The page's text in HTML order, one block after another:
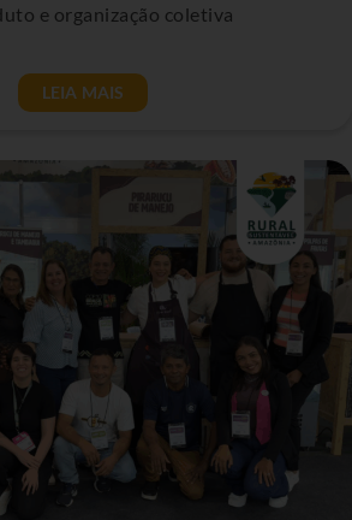
e organização coletiva
LEIA MAIS